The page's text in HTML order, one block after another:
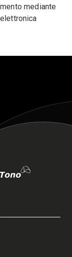
mediante